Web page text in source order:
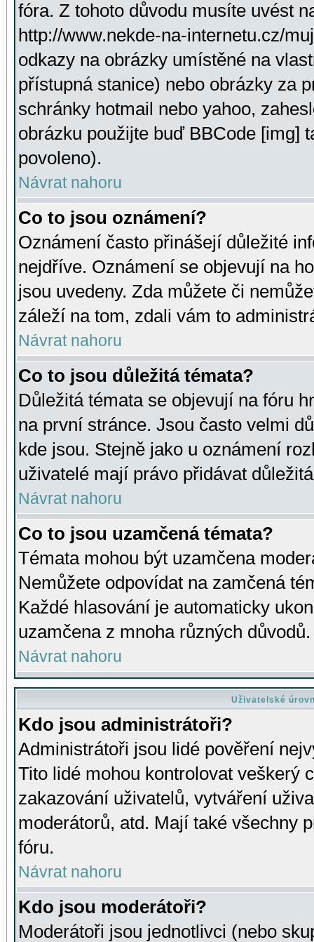
fóra. Z tohoto důvodu musíte uvést
http://www.nekde-na-internetu.cz/
odkazy na obrázky umístěné na
přístupná stanice) nebo obrázky za
schránky hotmail nebo yahoo,
obrázku použijte buď BBCode [img]
povoleno).
Návrat nahoru
Co to jsou oznámení?
Oznámení často přinášejí důležité
nejdříve. Oznámení se objevují na
jsou uvedeny. Zda můžete či
záleží na tom, zdali vám to
Návrat nahoru
Co to jsou důležitá témata?
Důležitá témata se objevují na fóru
na první stránce. Jsou často velmi
kde jsou. Stejně jako u oznámení
uživatelé mají právo přidávat
Návrat nahoru
Co to jsou uzamčená témata?
Témata mohou být uzamčena
Nemůžete odpovídat na zamčená
Každé hlasování je automaticky
uzamčena z mnoha různých důvodů.
Návrat nahoru
Uživatelské
Kdo jsou administrátoři?
Administrátoři jsou lidé pověření
Tito lidé mohou kontrolovat veškerý
zakazování uživatelů, vytváření
moderátorů, atd. Mají také všechny
fóru.
Návrat nahoru
Kdo jsou moderátoři?
Moderátoři jsou jednotlivci (nebo